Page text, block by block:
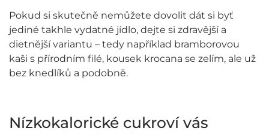
Pokud si skutečně nemůžete dovolit dát si byť
jediné takhle vydatné jídlo, dejte si zdravější a
dietnější variantu – tedy například bramborovou
kaši s přírodním filé, kousek krocana se zelím, ale už
bez knedlíků a podobně.
Nízkokalorické cukroví vás